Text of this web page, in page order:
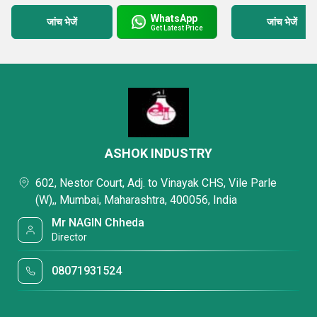
डीवाटरिंग टाइप रस्ट प्रिवेंटिव ऑयल
रसायनों को कम करना और नष्ट करना
धातुओं और गैर धातुओं के लिए क्षारीय क्लीनर
घटता हुआ रसायन
मोटा दानेदार पाउडर
पिकलिंग केमिकल्स
एल्युमिनियम के लिए नक़्क़ाशी का रसायन
डीग्रीजिंग कम डर्स्टिंग केमिकल
जांच भेजें WhatsApp
Get Latest Price
जांच भेजें
ASHOK INDUSTRY
602, Nestor Court, Adj. to Vinayak CHS, Vile Parle
(W),, Mumbai, Maharashtra, 400056, India
Mr NAGIN Chheda
Director
08071931524